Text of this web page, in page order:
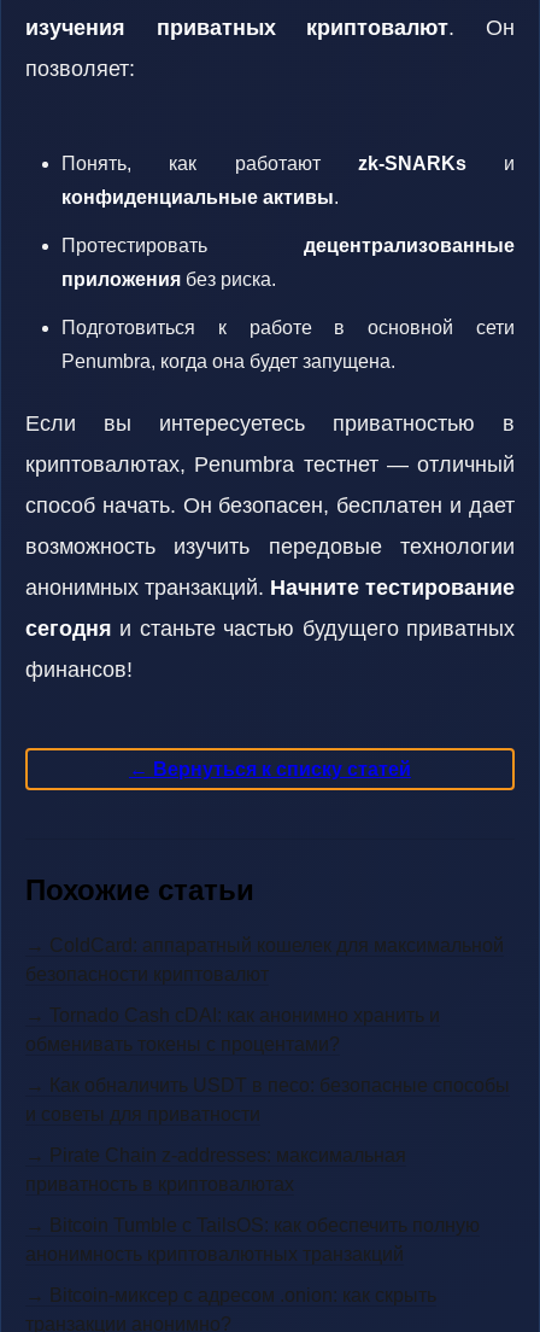
изучения приватных криптовалют. Он
позволяет:
Понять, как работают zk-SNARKsи
конфиденциальные активы.
Протестировать децентрализованные
приложения без риска.
Подготовиться к работе в основной сети
Penumbra, когда она будет запущена.
Если вы интересуетесь приватностью в
криптовалютах, Penumbra тестнет — отличный
способ начать. Он безопасен, бесплатен и дает
возможность изучить передовые технологии
анонимных транзакций. Начните тестирование
сегодня и станьте частью будущего приватных
финансов!
← Вернуться к списку статей
Похожие статьи
→ ColdCard: аппаратный кошелек для максимальной
безопасности криптовалют
→ Tornado Cash cDAI: как анонимно хранить и
обменивать токены с процентами?
→ Как обналичить USDT в песо: безопасные способы
и советы для приватности
→ Pirate Chain z-addresses: максимальная
приватность в криптовалютах
→ Bitcoin Tumble с TailsOS: как обеспечить полную
анонимность криптовалютных транзакций
→ Bitcoin-миксер с адресом .onion: как скрыть
транзакции анонимно?